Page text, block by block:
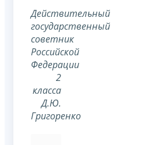
Действительный
государственный
советник
Российской
Федерации
2
класса
Д.Ю.
Григоренко